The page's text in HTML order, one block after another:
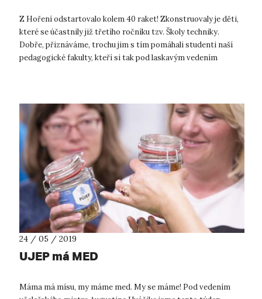
Z Hoření odstartovalo kolem 40 raket! Zkonstruovaly je děti,
které se účastnily již třetího ročníku tzv. Školy techniky.
Dobře, přiznáváme, trochu jim s tím pomáhali studenti naší
pedagogické fakulty, kteří si tak pod laskavým vedením
24 / 05 / 2019
UJEP má MED
Máma má mísu, my máme med. My se máme! Pod vedením